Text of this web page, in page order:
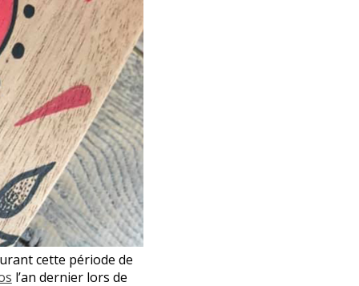
cette période de
l’an dernier lors de